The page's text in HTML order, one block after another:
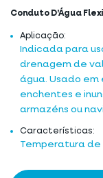
Conduto D’Água
Aplicação:
Indicada para
drenagem de
água. Usado
enchentes e
armazéns ou
Características:
Temperatura de